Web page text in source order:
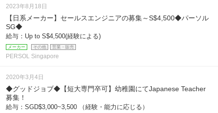
【日系メーカー】セールスエンジニアの募集～S$4,500◆パーソル
SG◆
給与：Up to S$4,500(経験による)
メーカー その他 営業・販売
2023年8月18日
PERSOL Singapore
◆グッドジョブ◆【短大専門卒可】幼稚園にてJapanese Teacher
募集！
給与：SGD$3,000~3,500 （経験・能力に応じる）
2020年3月4日